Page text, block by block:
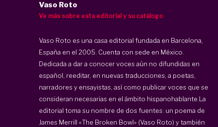
Vaso Roto
Ve más sobre esta editorial y su catálogo
Vaso Roto es una casa editorial fundada en Barcelona,
España en el 2005. Cuenta con sede en México.
Dedicada a dar a conocer voces aún no difundidas en
español, reeditar, en nuevas traducciones, a poetas,
narradores y ensayistas, así como publicar voces que se
consideran necesarias en el ámbito hispanohablante.La
editorial toma su nombre de dos fuentes: un poema de
James Merrill «The Broken Bowl» (Vaso Roto) y también